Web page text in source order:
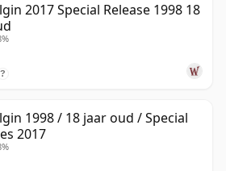
2017 Special Release 1998 18
?
1998 / 18 jaar oud / Special
2017